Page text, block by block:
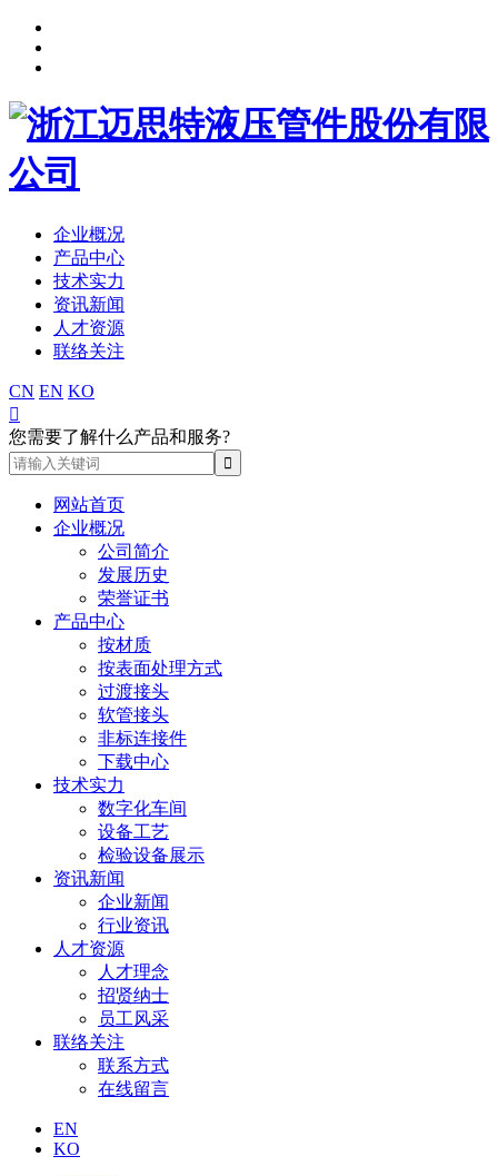
企业概况
产品中心
技术实力
资讯新闻
人才资源
联络关注
CN EN KO

您需要了解什么产品和服务?
网站首页
企业概况
公司简介
发展历史
荣誉证书
产品中心
按材质
按表面处理方式
过渡接头
软管接头
非标连接件
下载中心
技术实力
数字化车间
设备工艺
检验设备展示
资讯新闻
企业新闻
行业资讯
人才资源
人才理念
招贤纳士
员工风采
联络关注
联系方式
在线留言
EN
KO